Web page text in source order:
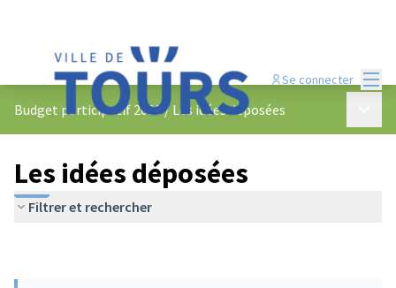
Se connecter
Budget participatif 2023/ Les idées déposées
Les idées déposées
Filtrer et rechercher